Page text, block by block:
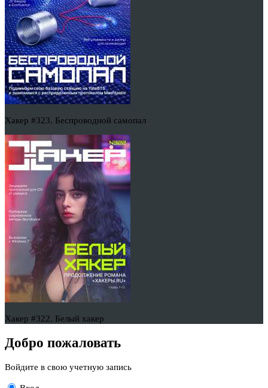
Хакер #323. Беспроводной самопал
Хакер #322. Белый хакер
Добро пожаловать
Войдите в свою учетную запись